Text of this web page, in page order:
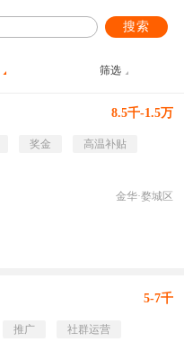
搜索
筛选
8.5千-1.5万
奖金
高温补贴
金华·婺城区
5-7千
推广
社群运营